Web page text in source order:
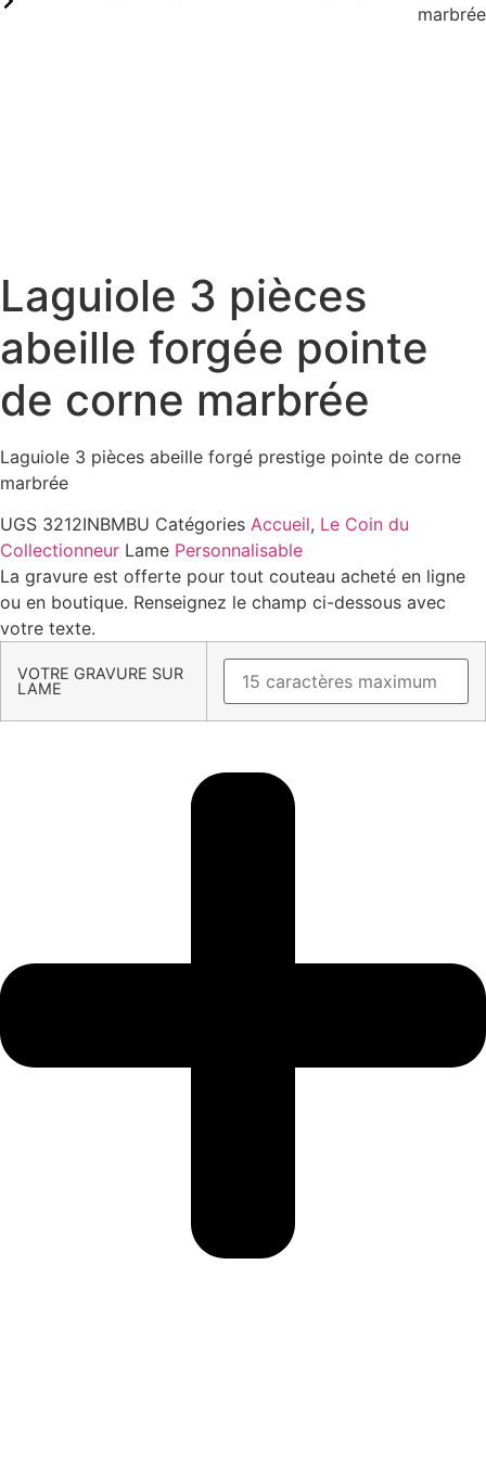
marbrée
Laguiole 3 pièces
abeille forgée pointe
de corne marbrée
Laguiole 3 pièces abeille forgé prestige pointe de corne
marbrée
UGS 3212INBMBU Catégories Accueil, Le Coin du
Collectionneur Lame Personnalisable
La gravure est offerte pour tout couteau acheté en ligne
ou en boutique. Renseignez le champ ci-dessous avec
votre texte.
VOTRE GRAVURE SUR
LAME